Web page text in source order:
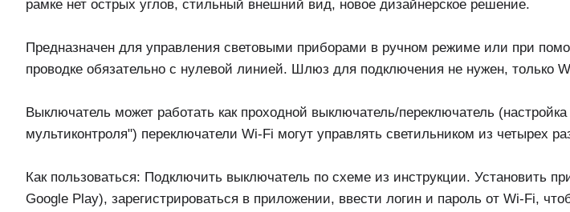
рамке нет острых углов, стильный внешний вид, новое дизайнерское решение.
Предназначен для управления световыми приборами в ручном режиме или при
проводке обязательно с нулевой линией. Шлюз для подключения не нужен, только
Выключатель может работать как проходной выключатель/переключатель
мультиконтроля") переключатели Wi-Fi могут управлять светильником из четырех
Как пользоваться: Подключить выключатель по схеме из инструкции. Установить
Google Play), зарегистрироваться в приложении, ввести логин и пароль от Wi-Fi,